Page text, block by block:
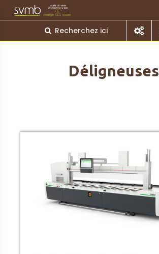
Déligneuses